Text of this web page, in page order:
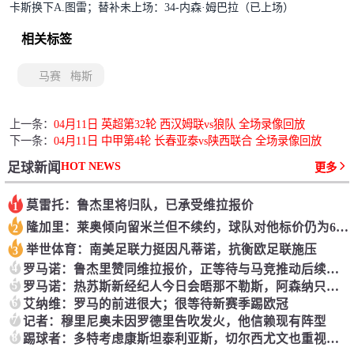
卡斯换下A.图雷；替补未上场：34-内森·姆巴拉（已上场）
相关标签
马赛 梅斯
上一条： 04月11日 英超第32轮 西汉姆联vs狼队 全场录像回放
下一条： 04月11日 中甲第4轮 长春亚泰vs陕西联合 全场录像回放
足球新闻HOT NEWS 更多
1 莫雷托：鲁杰里将归队，已承受维拉报价
2 隆加里：莱奥倾向留米兰但不续约，球队对他标价仍为6000万欧
3 举世体育：南美足联力挺因凡蒂诺，抗衡欧足联施压
4 罗马诺：鲁杰里赞同维拉报价，正等待与马竞推动后续过程
5 罗马诺：热苏斯新经纪人今日会晤那不勒斯，阿森纳只考虑永久转会
6 艾纳维：罗马的前进很大；很等待新赛季踢欧冠
7 记者：穆里尼奥未因罗德里告吹发火，他信赖现有阵型
8 踢球者：多特考虑康斯坦泰利亚斯，切尔西尤文也重视该球员